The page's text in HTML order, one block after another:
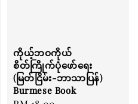
ကိုယ့်ဘဝကိုယ်
စိတ်ကြိုက်ပုံဖော်ရေး
(မြတ်ငြိမ်း-ဘာသာပြန်)
Burmese Book